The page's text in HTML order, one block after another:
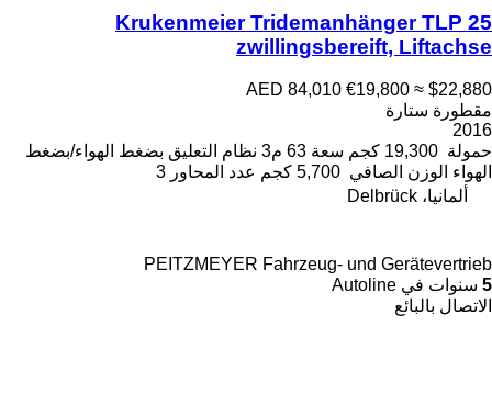
Krukenmeier Tridemanhänger TLP 25
zwillingsbereift, Liftachse
AED 84,010 €19,800 ≈ $22,880
مقطورة ستارة
2016
حمولة 19,300 كجم سعة 63 م3 نظام التعليق بضغط الهواء/بضغط
الهواء الوزن الصافي 5,700 كجم عدد المحاور 3
ألمانيا، Delbrück
PEITZMEYER Fahrzeug- und Gerätevertrieb
5 سنوات في Autoline
الاتصال بالبائع